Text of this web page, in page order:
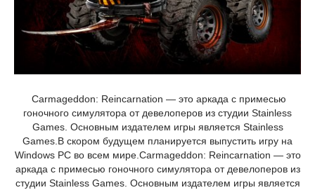
Carmageddon: Reincarnation — это аркада с примесью
гоночного симулятора от девелоперов из студии Stainless
Games. Основным издателем игры является Stainless
Games.В скором будущем планируется выпустить игру на
Windows PC во всем мире.Carmageddon: Reincarnation — это
аркада с примесью гоночного симулятора от девелоперов из
студии Stainless Games. Основным издателем игры является